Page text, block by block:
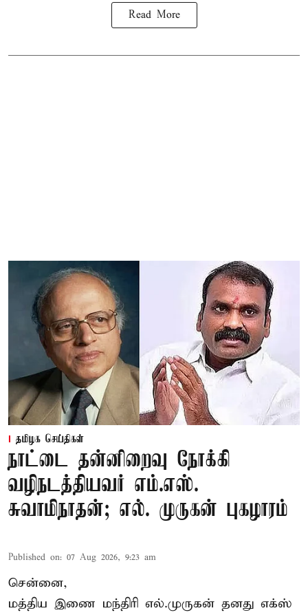
Read More
தமிழக செய்திகள்
நாட்டை தன்னிறைவு நோக்கி
வழிநடத்தியவர் எம்.எஸ்.
சுவாமிநாதன்; எல். முருகன் புகழாரம்
Published on: 07 Aug 2026, 9:23 am
சென்னை,
மத்திய இணை மந்திரி எல்.முருகன் தனது எக்ஸ்